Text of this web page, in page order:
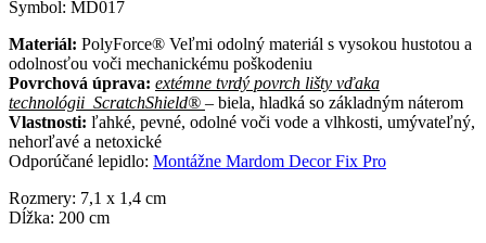
Symbol: MD017
Materiál: PolyForce® Veľmi odolný materiál s vysokou hustotou a
odolnosťou voči mechanickému poškodeniu
Povrchová úprava: extémne tvrdý povrch lišty vďaka
technológii ScratchShield® – biela, hladká so základným náterom
Vlastnosti: ľahké, pevné, odolné voči vode a vlhkosti, umývateľný,
nehorľavé a netoxické
Odporúčané lepidlo: Montážne Mardom Decor Fix Pro
Rozmery: 7,1 x 1,4 cm
Dĺžka: 200 cm